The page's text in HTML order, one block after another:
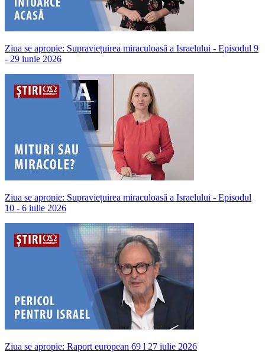
Ziua se apropie: Supraviețuirea miraculoasă a Israelului - Episodul 9
- 29 iunie 2026
Ziua se apropie: Supraviețuirea miraculoasă a Israelului - Episodul
10 - 6 iulie 2026
Ziua se apropie: Raport european 69 l 27 iulie 2026